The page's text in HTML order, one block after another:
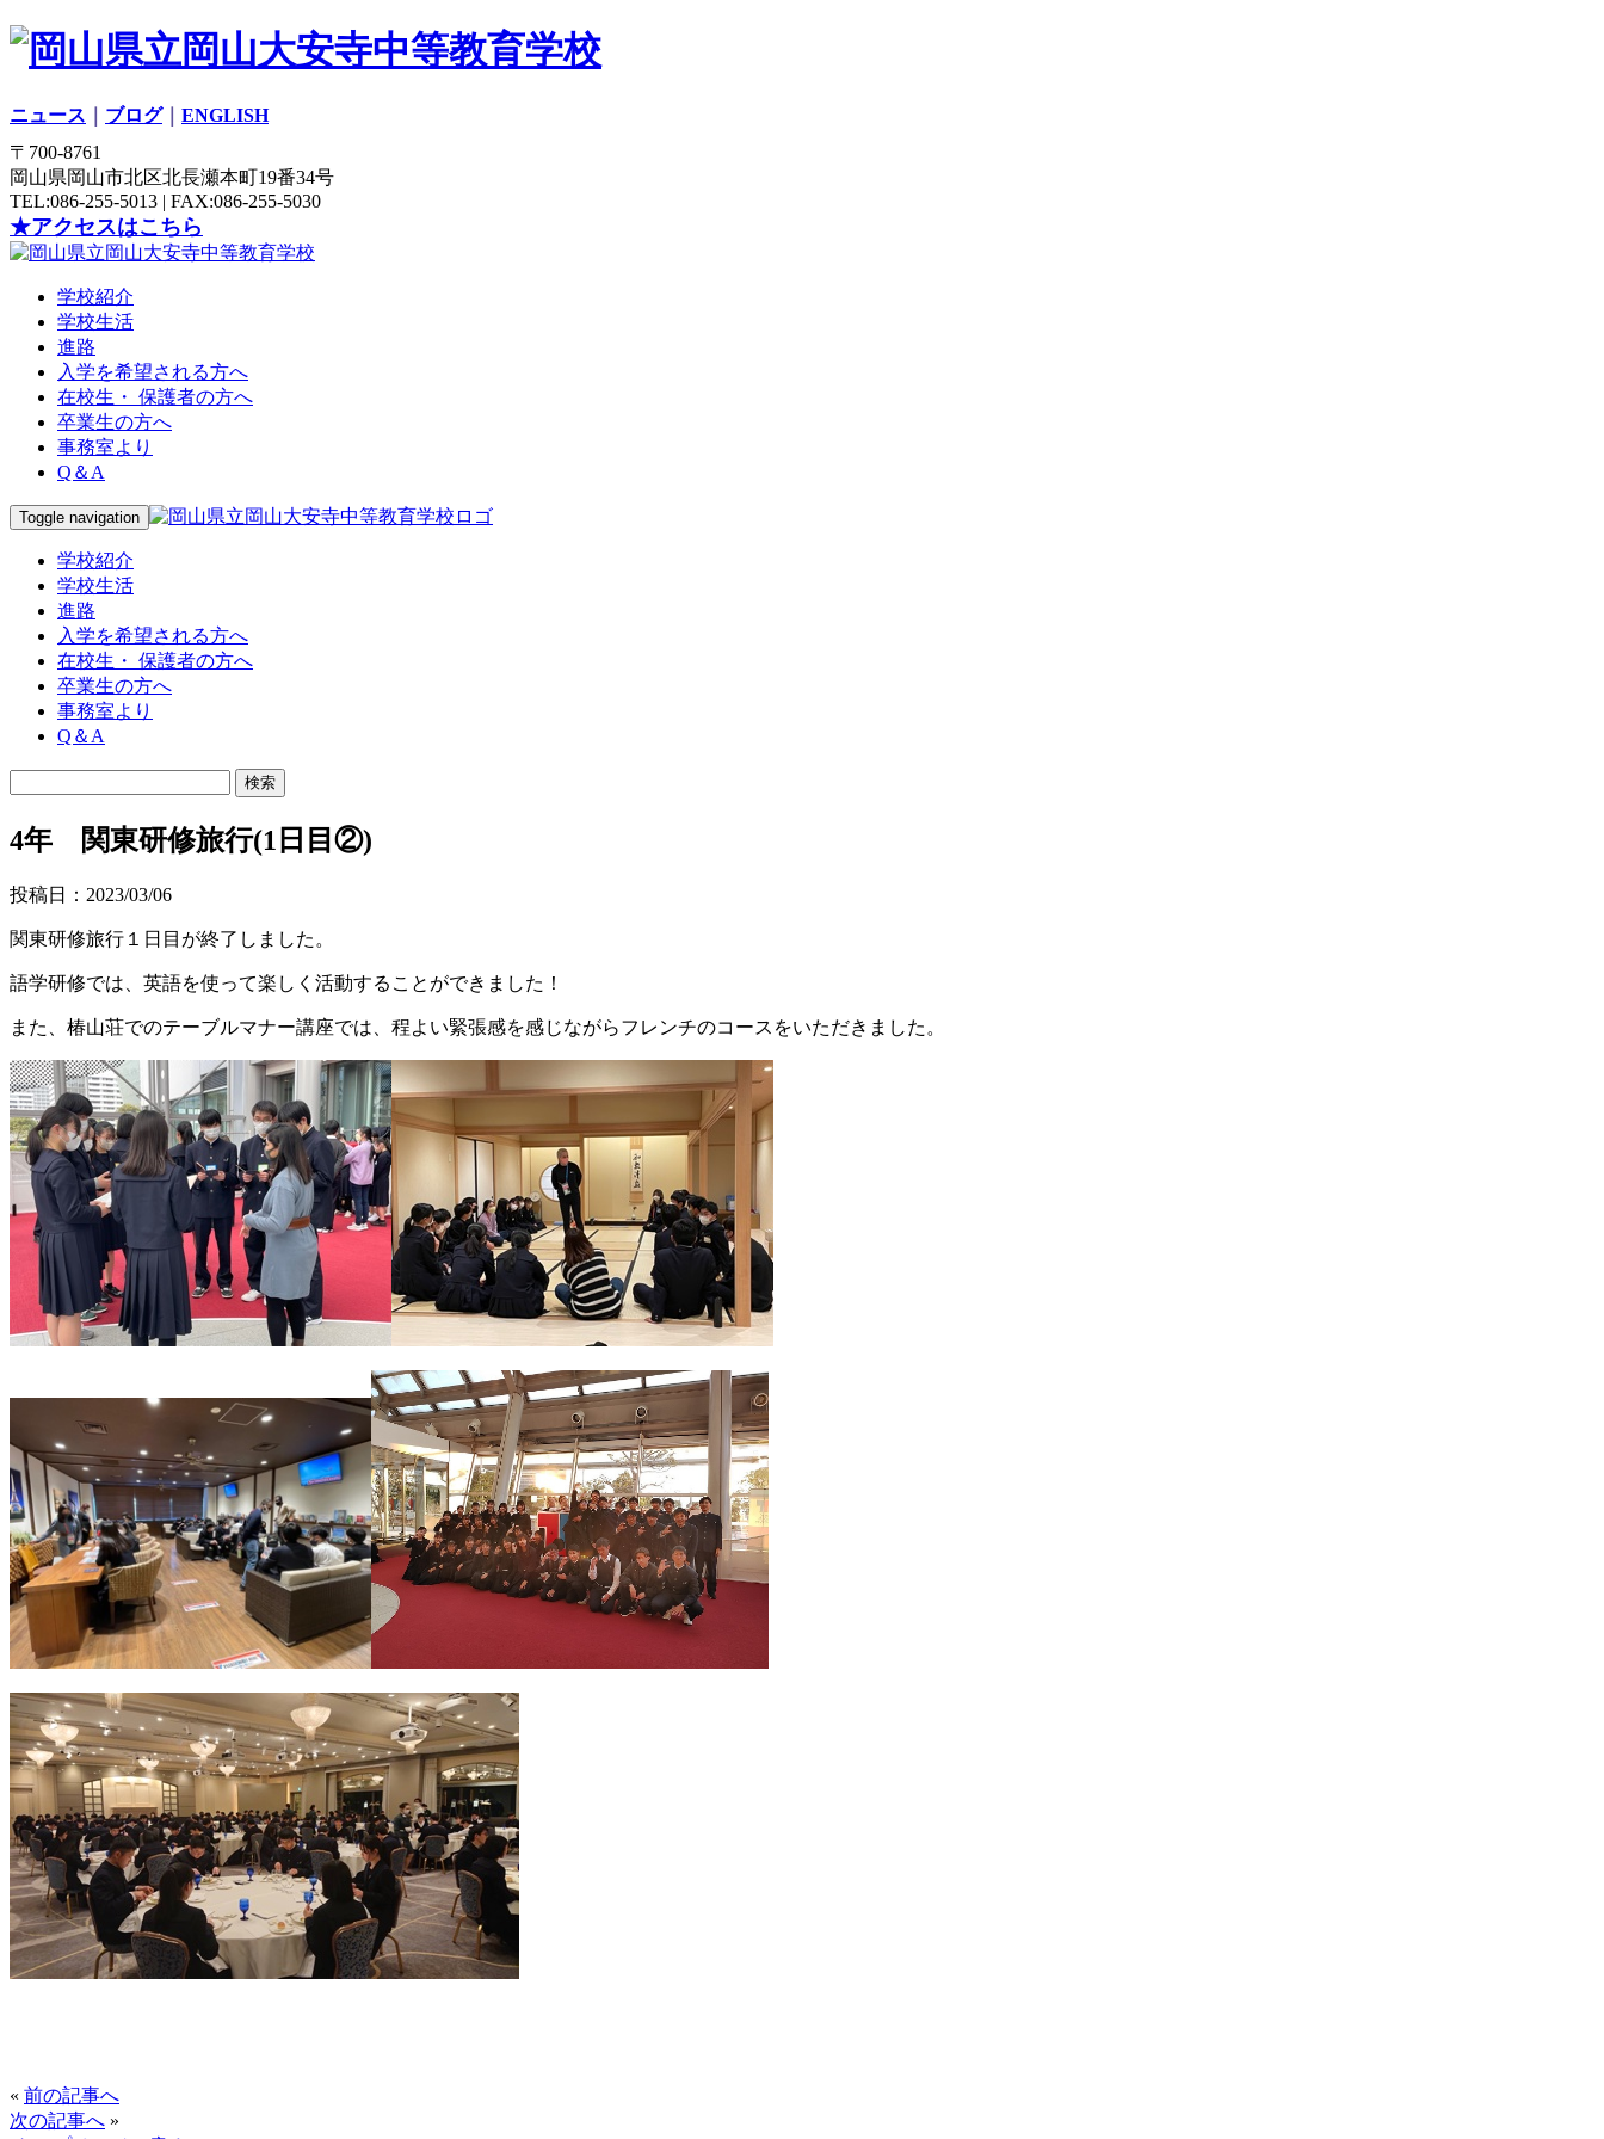
ニュース ブログ｜ ENGLISH
〒700-8761
岡山県岡山市北区北長瀬本町19番34号
TEL:086-255-5013 | FAX:086-255-5030
★アクセスはこちら
学校紹介
学校生活
進路
入学を希望される方へ
在校生・ 保護者の方へ
卒業生の方へ
事務室より
Q＆A
Toggle navigation
学校紹介
学校生活
進路
入学を希望される方へ
在校生・ 保護者の方へ
卒業生の方へ
事務室より
Q＆A
4年 関東研修旅行(1日目②)
投稿日：2023/03/06
関東研修旅行１日目が終了しました。
語学研修では、英語を使って楽しく活動することができました！
また、椿山荘でのテーブルマナー講座では、程よい緊張感を感じながらフレンチのコースをいただきました。
« 前の記事へ
次の記事へ »